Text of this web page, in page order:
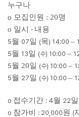
누구나
o 모집인원 : 20명
o 일시
· 내용
5월 07일 (목) 14:00 –
5월 13일 (수) 10:00 –
5월 20일 (수) 10:00 –
5월 27일 (수) 10:00 –
o 접수기간 : 4월 22일
o 참가비 : 20,000원 (